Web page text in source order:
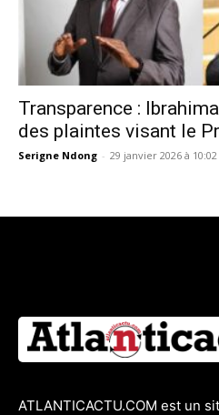
Transparence :
des plaintes visant le
Serigne Ndong - 29 janvier 2026 à 10:02
ATLANTICACTU.COM est un